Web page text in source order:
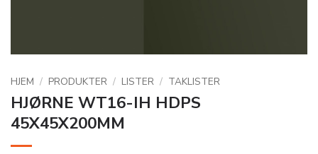
HJEM / PRODUKTER / LISTER / TAKLISTER
HJØRNE WT16-IH HDPS
45X45X200MM